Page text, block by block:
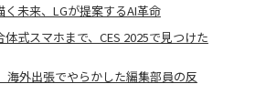
く未来、LGが提案するAI革命
式スマホまで、CES 2025で見つけた
海外出張でやらかした編集部員の反